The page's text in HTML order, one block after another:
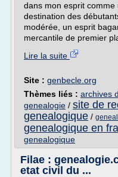
dans mon esprit
destination des
modérée, un esprit
mercantile de premier
Lire la suite
Site : genbecle.org
Thèmes liés : archives
genealogie / site de
genealogique /
genealogique en
genealogique
Filae :
etat civil du ...